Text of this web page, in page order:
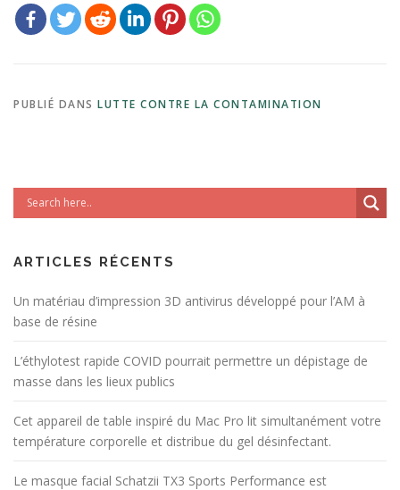
PUBLIÉ DANS LUTTE CONTRE LA CONTAMINATION
ARTICLES RÉCENTS
Un matériau d’impression 3D antivirus développé pour l’AM à
base de résine
L’éthylotest rapide COVID pourrait permettre un dépistage de
masse dans les lieux publics
Cet appareil de table inspiré du Mac Pro lit simultanément votre
température corporelle et distribue du gel désinfectant.
Le masque facial Schatzii TX3 Sports Performance est